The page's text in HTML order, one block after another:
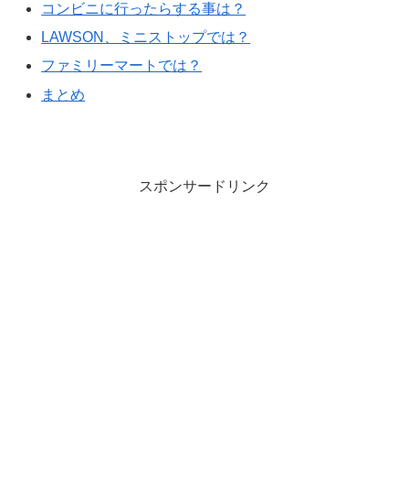
コンビニに行ったらする事は？
LAWSON、ミニストップでは？
ファミリーマートでは？
まとめ
スポンサードリンク